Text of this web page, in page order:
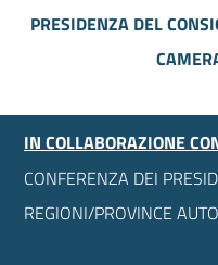
PRESIDENZA DEL
IN COLLABORAZIONE
CONFERENZA DEI
REGIONI/PROVINCE